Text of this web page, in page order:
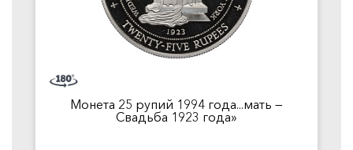
Монета 25 рупий 1994 года...мать —
Свадьба 1923 года»